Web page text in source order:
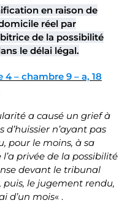
en raison de
réel par
de la possibilité
le délai légal.
4 – chambre 9 – a, 18
a causé un grief à
d’huissier n’ayant pas
pour le moins, à sa
privée de la possibilité
devant le tribunal
puis, le jugement rendu,
d’un mois« .